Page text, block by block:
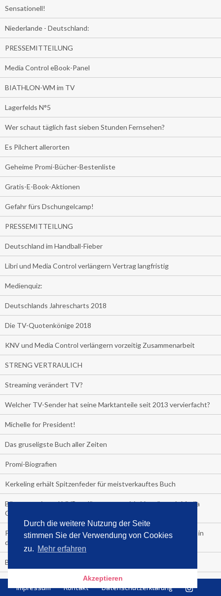
Durch die weitere Nutzung der Seite
stimmen Sie der Verwendung von Cookies
zu. Mehr erfahren
Akzeptieren
Sensationell!
Niederlande - Deutschland:
PRESSEMITTEILUNG
Media Control eBook-Panel
BIATHLON-WM im TV
Lagerfelds N°5
Wer schaut täglich fast sieben Stunden Fernsehen?
Es Pilchert allerorten
Geheime Promi-Bücher-Bestenliste
Gratis-E-Book-Aktionen
Gefahr fürs Dschungelcamp!
PRESSEMITTEILUNG
Deutschland im Handball-Fieber
Libri und Media Control verlängern Vertrag langfristig
Medienquiz:
Deutschlands Jahrescharts 2018
Die TV-Quotenkönige 2018
KNV und Media Control verlängern vorzeitig Zusammenarbeit
STRENG VERTRAULICH
Streaming verändert TV?
Welcher TV-Sender hat seine Marktanteile seit 2013 vervierfacht?
Michelle for President!
Das gruseligste Buch aller Zeiten
Promi-Biografien
Kerkeling erhält Spitzenfeder für meistverkauftes Buch
Börsenverein und MVB verlängern vorzeitig Verträge mit Media
Control bis 2024
PocketBook, Ceebo und Umbreit bringen Hörbuch-Downloads in
die Cloud
Bella Bella
#1-Bestseller: "Das ist Alpha!" von Kollegah
Impressum Kontakt Datenschutzerklärung